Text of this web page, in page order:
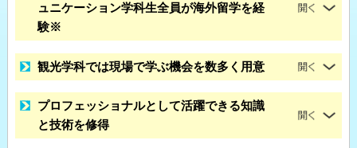
ュニケーション学科生全員が海外留学を経
験※
観光学科では現場で学ぶ機会を数多く用意
プロフェッショナルとして活躍できる知識
と技術を修得